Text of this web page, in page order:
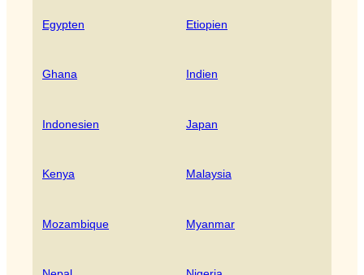
Egypten Etiopien
Ghana Indien
Indonesien Japan
Kenya Malaysia
Mozambique Myanmar